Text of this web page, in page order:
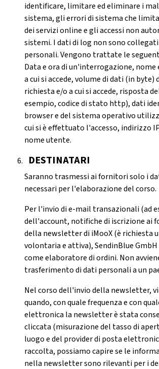
identificare, limitare ed eliminare i
sistema, gli errori di sistema che
dei servizi online e gli accessi non
sistemi. I dati di log non sono
personali. Vengono trattate le
Data e ora di un'interrogazione, nome
a cui si accede, volume di dati (in byte)
richiesta e/o a cui si accede, risposta
esempio, codice di stato http), dati
browser e del sistema operativo
cui si è effettuato l'accesso, indirizzo
nome utente.
DESTINATARI
Saranno trasmessi ai fornitori solo i
necessari per l'elaborazione del corso.
Per l'invio di e-mail transazionali (ad
dell'account, notifiche di iscrizione ai
della newsletter di iMooX (è richiesta
volontaria e attiva), SendinBlue
come elaboratore di ordini. Non
trasferimento di dati personali a un
Nel corso dell'invio della newsletter,
quando, con quale frequenza e con
elettronica la newsletter è stata
cliccata (misurazione del tasso di
luogo e del provider di posta
raccolta, possiamo capire se le
nella newsletter sono rilevanti per i